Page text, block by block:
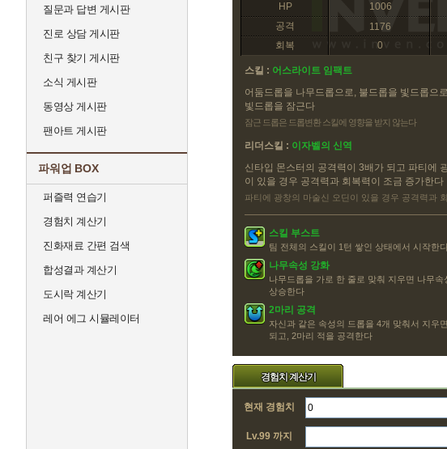
질문과 답변 게시판
진로 상담 게시판
친구 찾기 게시판
소식 게시판
동영상 게시판
팬아트 게시판
파워업 BOX
퍼즐력 연습기
경험치 계산기
진화재료 간편 검색
합성결과 계산기
도시락 계산기
레어 에그 시뮬레이터
HP
1006
공격
1176
회복
0
스킬 : 어스라이트 임팩트
어둠드롭을 나무드롭으로, 불드롭을 빛드롭으
빛드롭을 잠근다
잠근 드롭은 드롭변환 스킬에 영향을 받지 않는다
리더스킬 : 이자벨의 신역
신타입 몬스터의 공격력이 3배가 되고 파티에
이 있을 경우 공격력과 회복력이 조금 증가한다
파티에 광창의 마술신 오딘이 있을 경우 공격력과
스킬 부스트
팀 전체의 스킬이 1턴 쌓인 상태에서 시작한
나무속성 강화
나무드롭을 가로 한 줄로 맞춰 지우면 나무
상승한다
2마리 공격
자신과 같은 속성의 드롭을 4개 맞춰서 지우
되고, 2마리 적을 공격한다
경험치 계산기
현재 경험치
Lv.99 까지